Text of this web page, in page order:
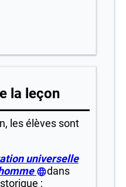
la leçon
les élèves sont
universelle
dans
;